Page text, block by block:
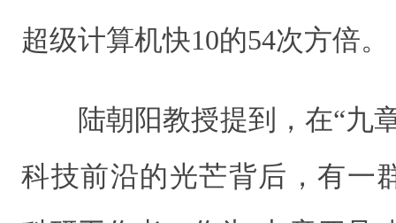
超级计算机快10的54次方倍。
陆朝阳教授提到，在“九
科技前沿的光芒背后，有一